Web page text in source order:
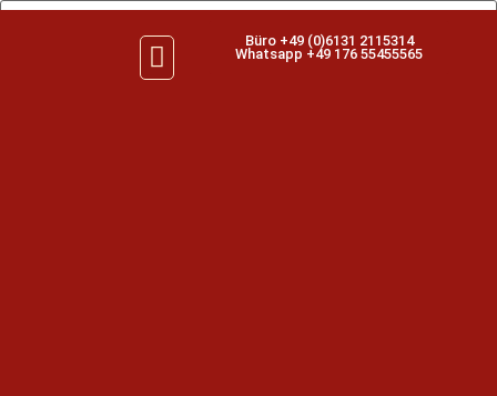
Büro +49 (0)6131 2115314
Whatsapp +49 176 55455565